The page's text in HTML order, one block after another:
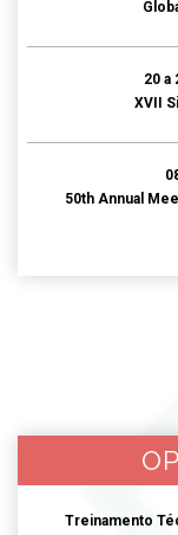
20 a
XVII
Treinamento